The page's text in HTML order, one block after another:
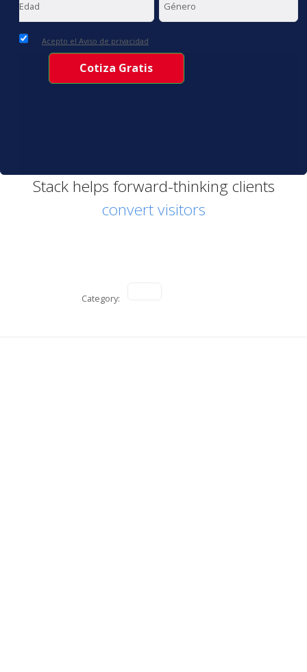
Acepto el Aviso de privacidad
Stack helps forward-thinking clients
convert visitors
Category: